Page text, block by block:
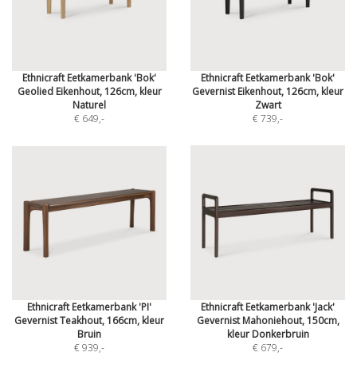
Ethnicraft Eetkamerbank 'Bok'
Geolied Eikenhout, 126cm, kleur
Naturel
€ 649,-
Ethnicraft Eetkamerbank 'Bok'
Gevernist Eikenhout, 126cm, kleur
Zwart
€ 739,-
Ethnicraft Eetkamerbank 'PI'
Gevernist Teakhout, 166cm, kleur
Bruin
€ 939,-
Ethnicraft Eetkamerbank 'Jack'
Gevernist Mahoniehout, 150cm,
kleur Donkerbruin
€ 679,-